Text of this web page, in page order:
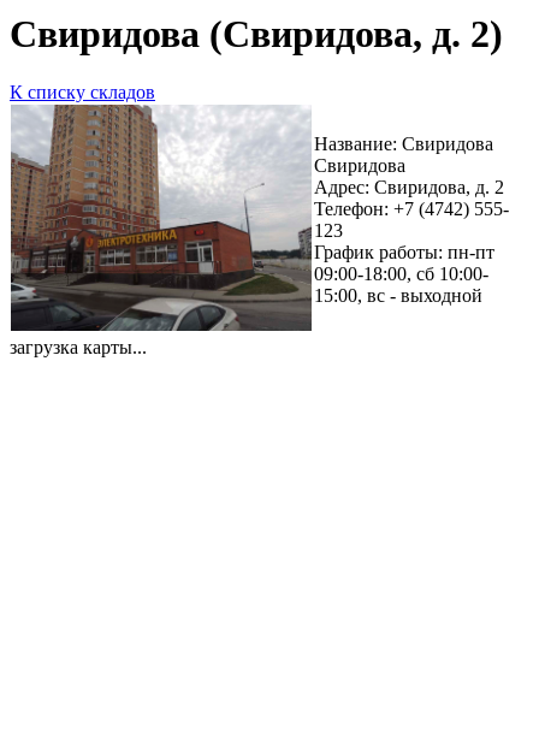
Свиридова (Свиридова, д. 2)
К списку складов
Название: Свиридова
Свиридова
Адрес: Свиридова, д. 2
Телефон: +7 (4742) 555-
123
График работы: пн-пт
09:00-18:00, сб 10:00-
15:00, вс - выходной
загрузка карты...